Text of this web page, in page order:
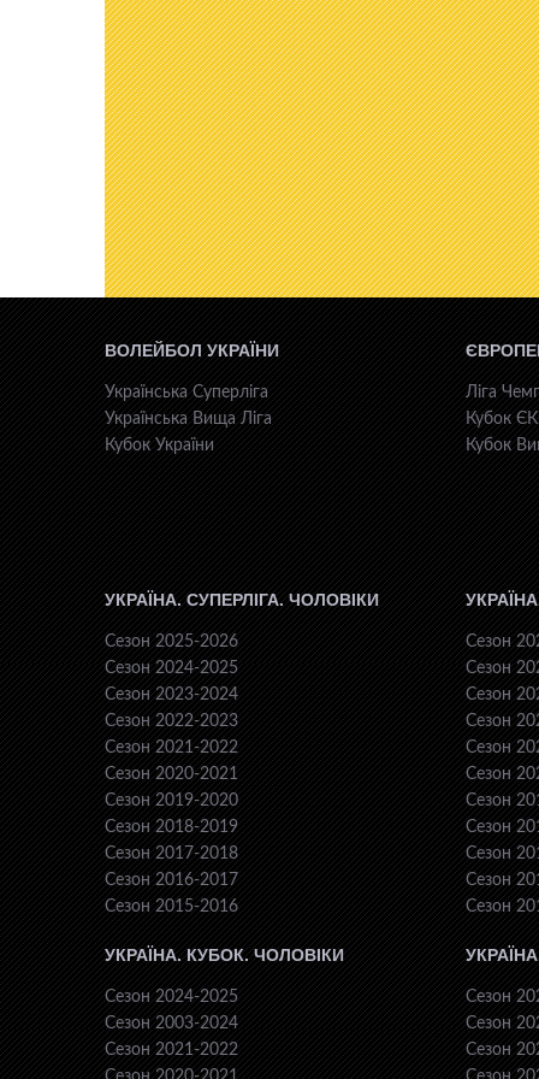
ВОЛЕЙБОЛ УКРАЇНИ
Українська Суперліга
Українська Вища Ліга
Кубок України
Ліга
Кубок
Кубок
УКРАЇНА. СУПЕРЛІГА. ЧОЛОВІКИ
Сезон 2025-2026
Сезон 2024-2025
Сезон 2023-2024
Сезон 2022-2023
Сезон 2021-2022
Сезон 2020-2021
Сезон 2019-2020
Сезон 2018-2019
Сезон 2017-2018
Сезон 2016-2017
Сезон 2015-2016
Сезон
Сезон
Сезон
Сезон
Сезон
Сезон
Сезон
Сезон
Сезон
Сезон
Сезон
УКРАЇНА. КУБОК. ЧОЛОВІКИ
Сезон 2024-2025
Сезон 2003-2024
Сезон 2021-2022
Сезон
Сезон
Сезон